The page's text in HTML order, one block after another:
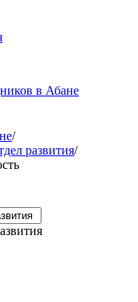
в Абане
/
развития/